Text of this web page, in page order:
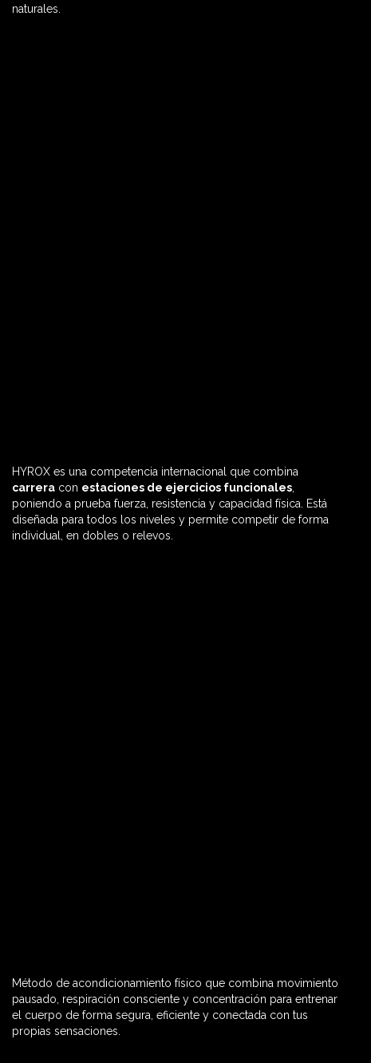
naturales.
 60 MIN
HYROX es una competencia internacional que combina
carrera con estaciones de ejercicios funcionales
poniendo a prueba fuerza, resistencia y capacidad física. Está
diseñada para todos los niveles y permite competir de forma
individual, en dobles o relevos.
 60 MIN
Método de acondicionamiento físico que combina movimiento
pausado, respiración consciente y concentración para entrenar
el cuerpo de forma segura, eficiente y conectada con tus
propias sensaciones.